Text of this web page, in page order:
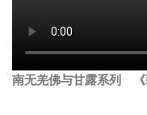
南无羌佛与甘露系列 《